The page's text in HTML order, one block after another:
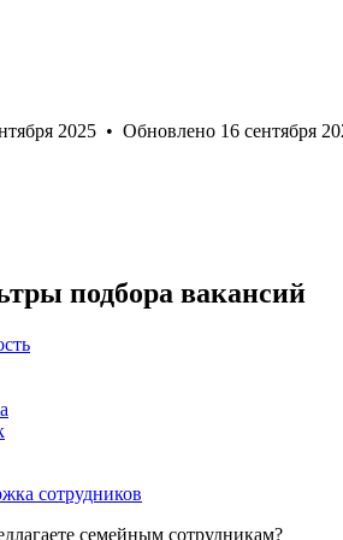
2025 • Обновлено 16 сентября
подбора вакансий
сотрудников
семейным сотрудникам?